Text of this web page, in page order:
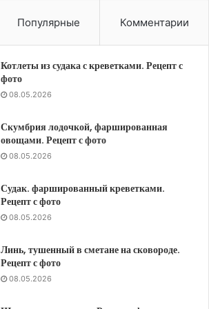
Популярные Комментарии
Котлеты из судака с креветками. Рецепт с
фото
08.05.2026
Скумбрия лодочкой, фаршированная
овощами. Рецепт с фото
08.05.2026
Судак. фаршированный креветками.
Рецепт с фото
08.05.2026
Линь, тушенный в сметане на сковороде.
Рецепт с фото
08.05.2026